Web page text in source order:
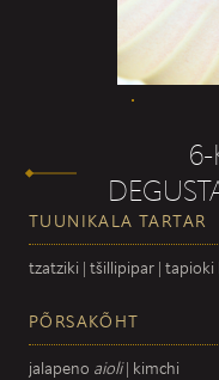
TUUNIKALA TARTAR
tzatziki | tšillipipar |
PÕRSAKÕHT
jalapeno aioli| kimchi